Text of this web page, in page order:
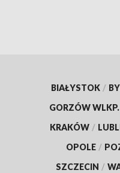
BIAŁYSTOK /
GORZÓW WLKP.
KRAKÓW /
OPOLE /
SZCZECIN /